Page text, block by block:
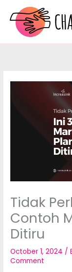
content
Tidak
Contoh
Ditiru
October 1, 2024 /
Comment